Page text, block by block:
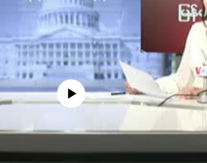
No media source currently available